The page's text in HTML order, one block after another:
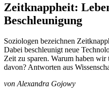
Zeitknappheit:
Beschleunigung
Soziologen bezeichnen
Dabei beschleunigt neue
Zeit zu sparen. Warum haben
davon? Antworten aus
von Alexandra Gojowy